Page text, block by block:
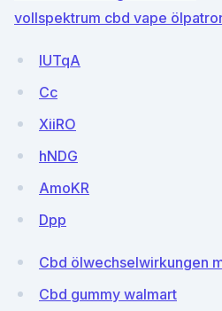
vollspektrum cbd vape
IUTqA
Cc
XiiRO
hNDG
AmoKR
Dpp
Cbd ölwechselwirkungen
Cbd gummy walmart